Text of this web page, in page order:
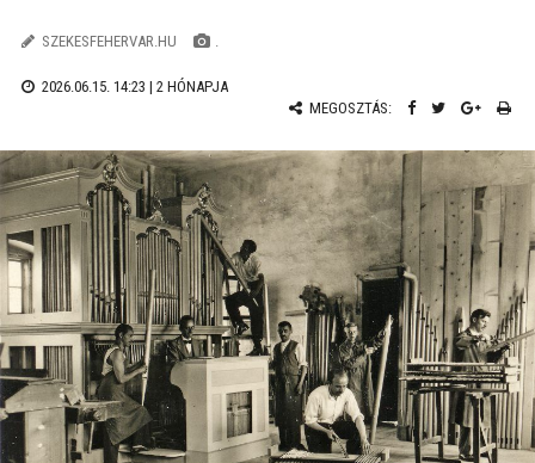
SZEKESFEHERVAR.HU .
2026.06.15. 14:23 | 2 HÓNAPJA
MEGOSZTÁS: